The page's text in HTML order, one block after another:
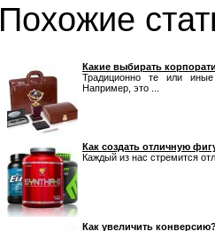
Похожие
Какие выбирать
Традиционно те или иные
Например, это ...
Как создать отличную
Каждый из нас стремится
Как увеличить